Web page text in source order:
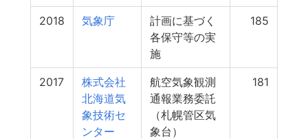
2018 気象庁
計画に基づく
各保守等の実
施
185
2017
株式会社
北海道気
象技術セ
ンター
航空気象観測
通報業務委託
（札幌管区気
象台）
181